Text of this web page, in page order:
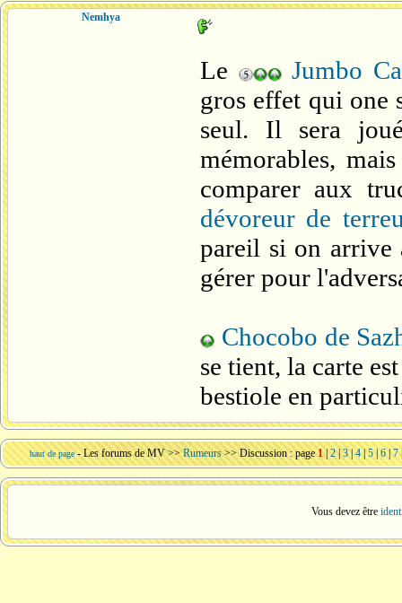
Nemhya
Le
Jumbo
gros effet qui one
seul. Il sera
mémorables,
comparer aux
dévoreur de
pareil si on arrive
gérer pour
Chocobo de
se tient, la carte
bestiole en
haut de page -Les forums de MV>>Rumeurs >> Discussion : page1|2|3 |4 |5|6 |7
Vous devez être